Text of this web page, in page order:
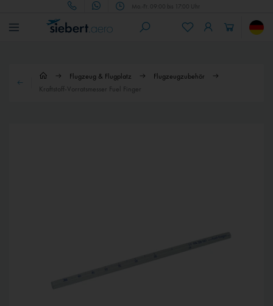
Mo.-Fr. 09:00 bis 17:00 Uhr
Flugzeug & Flugplatz
Flugzeugzubehör
Kraftstoff-Vorratsmesser Fuel Finger